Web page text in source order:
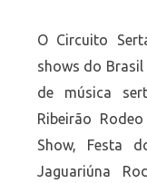
O Circuito
shows do Brasil
de música
Ribeirão
Show, Festa
Jaguariúna